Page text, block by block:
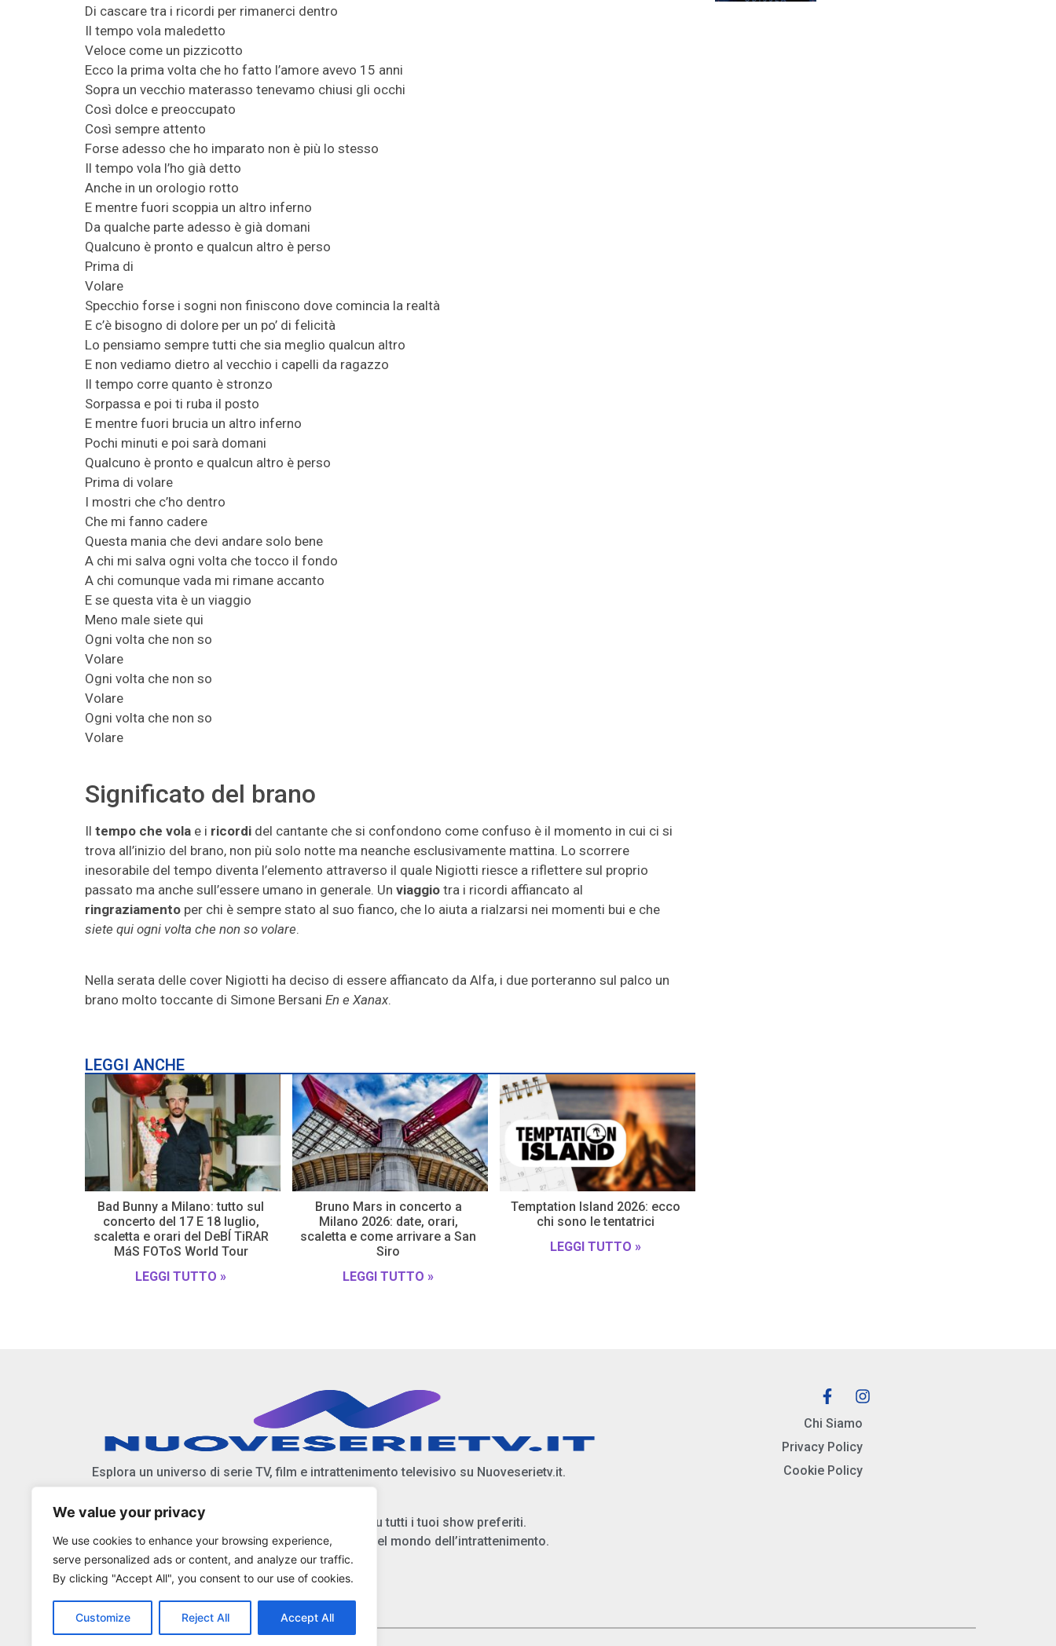
We value your privacy
We use cookies to enhance your browsing experience,
serve personalized ads or content, and analyze our traffic.
By clicking "Accept All", you consent to our use of cookies.
Customize Reject All Accept All
Di cascare tra i ricordi per rimanerci dentro
Il tempo vola maledetto
Veloce come un pizzicotto
Ecco la prima volta che ho fatto l’amore avevo 15 anni
Sopra un vecchio materasso tenevamo chiusi gli occhi
Così dolce e preoccupato
Così sempre attento
Forse adesso che ho imparato non è più lo stesso
Il tempo vola l’ho già detto
Anche in un orologio rotto
E mentre fuori scoppia un altro inferno
Da qualche parte adesso è già domani
Qualcuno è pronto e qualcun altro è perso
Prima di
Volare
Specchio forse i sogni non finiscono dove comincia la realtà
E c’è bisogno di dolore per un po’ di felicità
Lo pensiamo sempre tutti che sia meglio qualcun altro
E non vediamo dietro al vecchio i capelli da ragazzo
Il tempo corre quanto è stronzo
Sorpassa e poi ti ruba il posto
E mentre fuori brucia un altro inferno
Pochi minuti e poi sarà domani
Qualcuno è pronto e qualcun altro è perso
Prima di volare
I mostri che c’ho dentro
Che mi fanno cadere
Questa mania che devi andare solo bene
A chi mi salva ogni volta che tocco il fondo
A chi comunque vada mi rimane accanto
E se questa vita è un viaggio
Meno male siete qui
Ogni volta che non so
Volare
Ogni volta che non so
Volare
Ogni volta che non so
Volare
Significato del brano
Il tempo che vola e i ricordi del cantante che si confondono come confuso è il momento in cui ci si
trova all’inizio del brano, non più solo notte ma neanche esclusivamente mattina. Lo scorrere
inesorabile del tempo diventa l’elemento attraverso il quale Nigiotti riesce a riflettere sul proprio
passato ma anche sull’essere umano in generale. Un viaggio tra i ricordi affiancato al
ringraziamento per chi è sempre stato al suo fianco, che lo aiuta a rialzarsi nei momenti bui e che
siete qui ogni volta che non so volare.
Nella serata delle cover Nigiotti ha deciso di essere affiancato da Alfa, i due porteranno sul palco un
brano molto toccante di Simone Bersani En e Xanax.
LEGGI ANCHE
Bad Bunny a Milano: tutto sul
concerto del 17 E 18 luglio,
scaletta e orari del DeBÍ TiRAR
MáS FOToS World Tour
LEGGI TUTTO »
Bruno Mars in concerto a
Milano 2026: date, orari,
scaletta e come arrivare a San
Siro
LEGGI TUTTO »
Temptation Island 2026: ecco
chi sono le tentatrici
LEGGI TUTTO »
Esplora un universo di serie TV, film e intrattenimento televisivo su Nuoveserietv.it.
Scopri anticipazioni, notizie, e approfondimenti su tutti i tuoi show preferiti.
Resta aggiornato sulle ultime tendenze e novità del mondo dell’intrattenimento.
Chi Siamo
Privacy Policy
Cookie Policy
Copyright © 2025 Nuoveserietv.it